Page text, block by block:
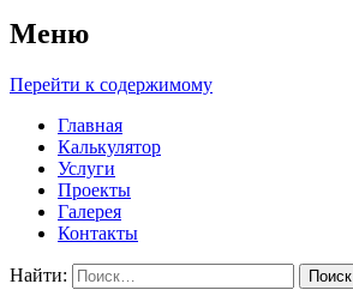
Меню
Перейти к содержимому
Главная
Калькулятор
Услуги
Проекты
Галерея
Контакты
Найти: